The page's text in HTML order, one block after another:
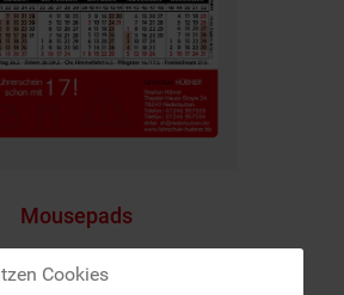
Mousepads
Cookies